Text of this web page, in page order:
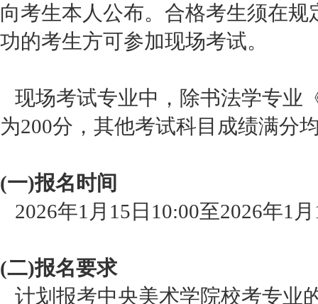
向考生本人公布。合格考生须在
功的考生方可参加现场考试。
现场考试专业中，除书法学专业
为200分，其他考试科目成绩满分
(一)报名时间
2026年1月15日10:00至2026年1
(二)报名要求
计划报考中央美术学院校考专业